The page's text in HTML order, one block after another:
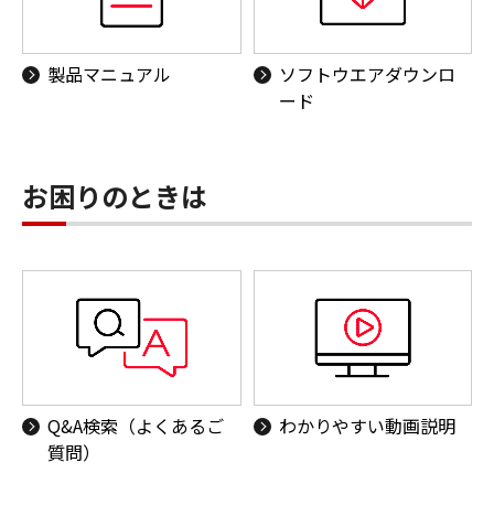
製品マニュアル
ソフトウエアダウンロ
ード
お困りのときは
Q&A検索（よくあるご
質問）
わかりやすい動画説明